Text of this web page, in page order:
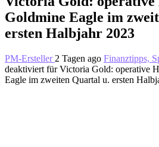
Goldmine Eagle im
ersten Halbjahr 2023
PM-Ersteller 2 Tagen ago Finanztipps,
deaktiviert für Victoria Gold: operative
Eagle im zweiten Quartal u. ersten